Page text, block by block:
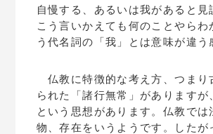
自慢する、あるいは我があると
こう言いかえても何のことやら
う代名詞の「我」とは意味が違う
仏教に特徴的な考え方、つまり
られた「諸行無常」があります
という思想があります。仏教で
物、存在をいうようです。した